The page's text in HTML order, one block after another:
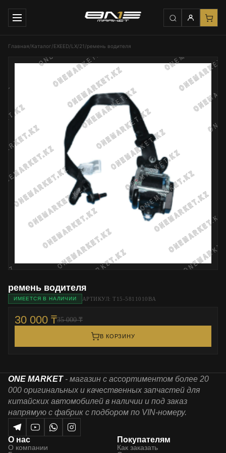
Главная/Каталог/EXEED/LX/21 /ремень водителя
ремень водителя
ИМЕЕТСЯ В НАЛИЧИИ АРТИКУЛ: T15-5811010BA
30 000 ₸35 000 ₸
В КОРЗИНУ
ONE MARKET - магазин с ассортиментом более 20
000 оригинальных и качественных запчастей для
китайских автомобилей в наличии и под заказ
напрямую с фабрик с подбором по VIN-номеру.
О нас
О компании
Покупателям
Как заказать